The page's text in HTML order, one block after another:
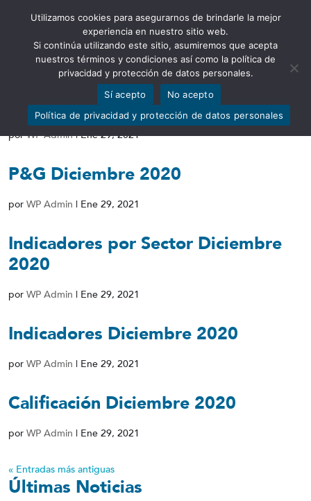
Abrir barra de herramientas
PT Diciembre 2020
porWP Admin|Ene 29, 2021
P&G Diciembre 2020
por WP Admin | Ene 29, 2021
Indicadores por Sector Diciembre
2020
por WP Admin | Ene 29, 2021
Indicadores Diciembre 2020
por WP Admin | Ene 29, 2021
Calificación Diciembre 2020
por WP Admin | Ene 29, 2021
« Entradas más antiguas
Últimas Noticias
Utilizamos cookies para asegurarnos de brindarle la mejor
experiencia en nuestro sitio web.
Si continúa utilizando este sitio, asumiremos que acepta
nuestros términos y condiciones así como la política de
privacidad y protección de datos personales.
Sí acepto
No acepto
Política de privacidad y protección de datos personales